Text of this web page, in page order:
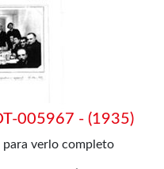
005967 - (1935)
para verlo completo